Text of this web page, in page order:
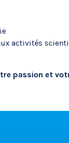
activités
passion et